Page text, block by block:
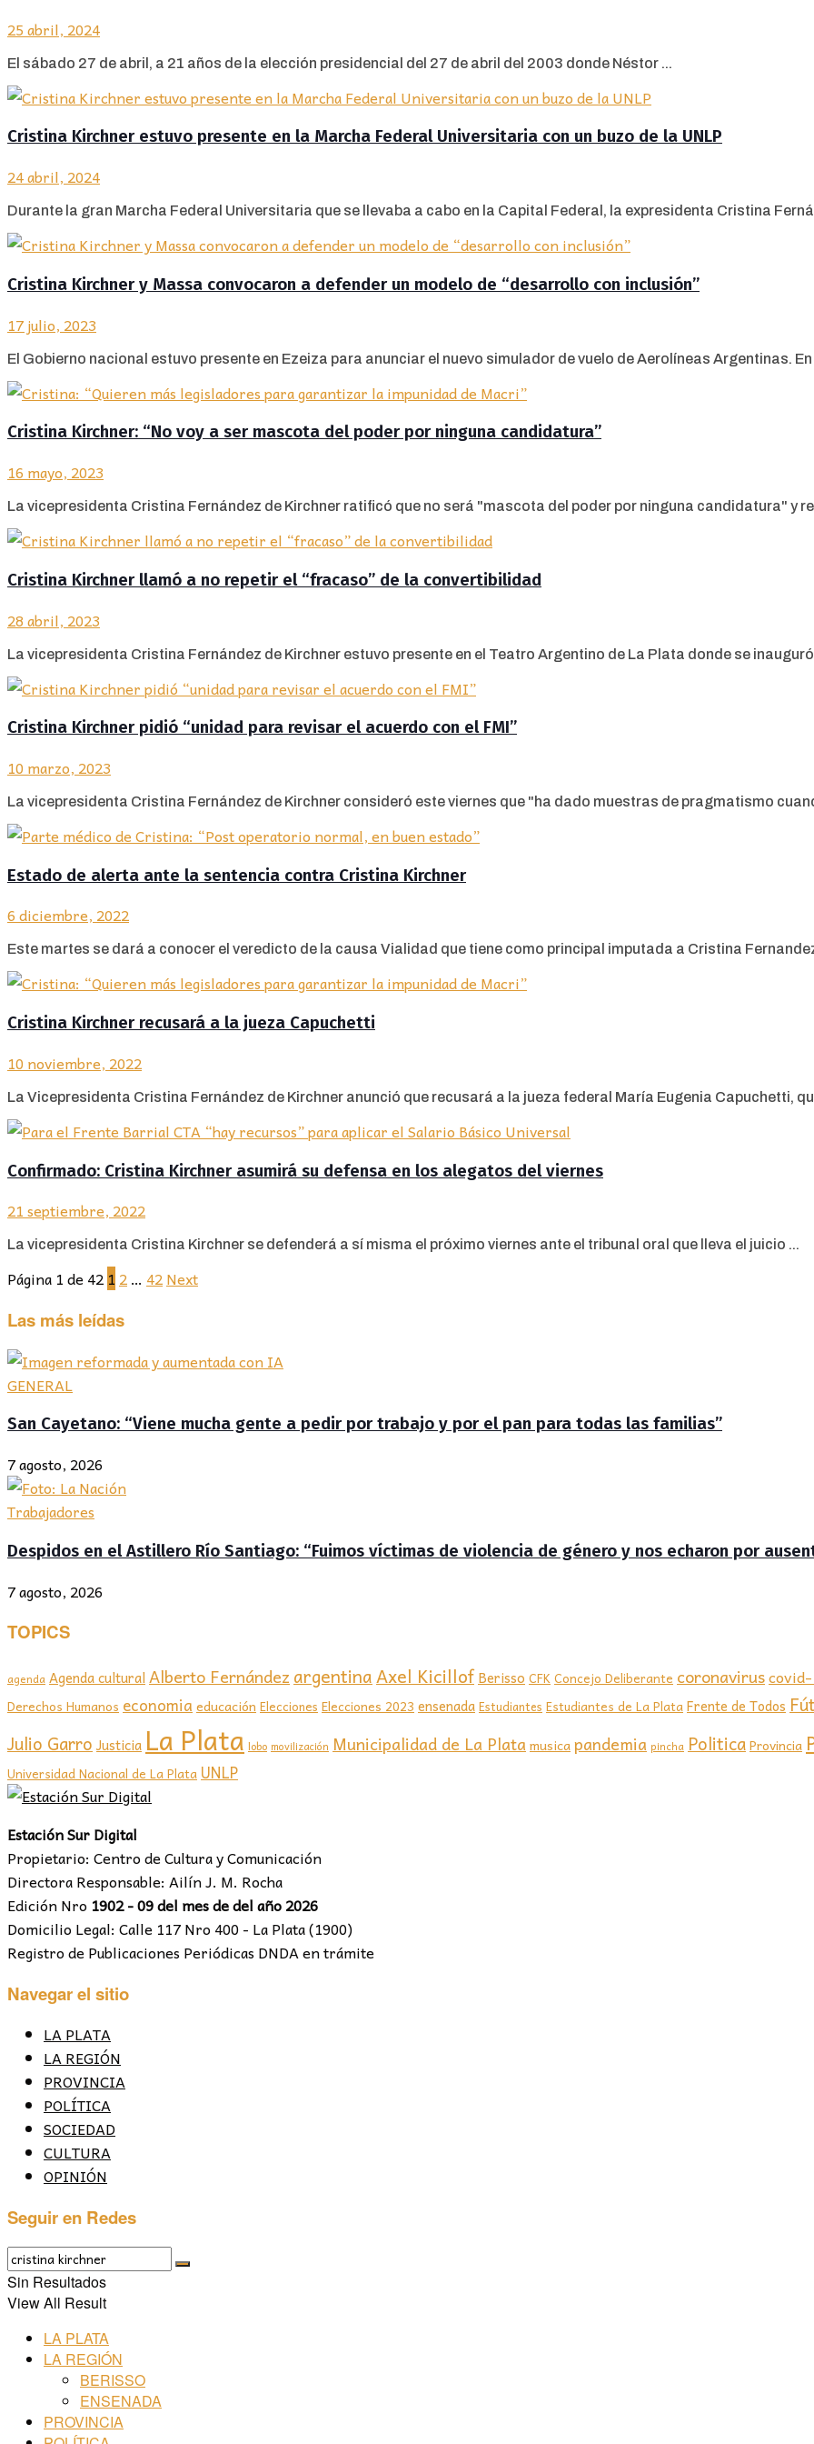
25 abril, 2024
El sábado 27 de abril, a 21 años de la elección presidencial del 27 de abril del 2003 donde Néstor ...
Cristina Kirchner estuvo presente en la Marcha Federal Universitaria con un buzo de la UNLP
24 abril, 2024
Durante la gran Marcha Federal Universitaria que se llevaba a cabo en la Capital Federal, la expresidenta Cristina
Cristina Kirchner y Massa convocaron a defender un modelo de “desarrollo con inclusión”
17 julio, 2023
El Gobierno nacional estuvo presente en Ezeiza para anunciar el nuevo simulador de vuelo de Aerolíneas Argentinas.
Cristina Kirchner: “No voy a ser mascota del poder por ninguna candidatura”
16 mayo, 2023
La vicepresidenta Cristina Fernández de Kirchner ratificó que no será "mascota del poder por ninguna candidatura" y
Cristina Kirchner llamó a no repetir el “fracaso” de la convertibilidad
28 abril, 2023
La vicepresidenta Cristina Fernández de Kirchner estuvo presente en el Teatro Argentino de La Plata donde se
Cristina Kirchner pidió “unidad para revisar el acuerdo con el FMI”
10 marzo, 2023
La vicepresidenta Cristina Fernández de Kirchner consideró este viernes que "ha dado muestras de pragmatismo
Estado de alerta ante la sentencia contra Cristina Kirchner
6 diciembre, 2022
Este martes se dará a conocer el veredicto de la causa Vialidad que tiene como principal imputada a Cristina
Cristina Kirchner recusará a la jueza Capuchetti
10 noviembre, 2022
La Vicepresidenta Cristina Fernández de Kirchner anunció que recusará a la jueza federal María Eugenia Capuchetti,
Confirmado: Cristina Kirchner asumirá su defensa en los alegatos del viernes
21 septiembre, 2022
La vicepresidenta Cristina Kirchner se defenderá a sí misma el próximo viernes ante el tribunal oral que lleva el juicio ...
Página 1 de 42 1 2… 42Next
Las más leídas
GENERAL
San Cayetano: “Viene mucha gente a pedir por trabajo y por el pan para todas las familias”
7 agosto, 2026
Trabajadores
Despidos en el Astillero Río Santiago: “Fuimos víctimas de violencia de género y nos echaron por
7 agosto, 2026
TOPICS
agenda Agenda culturalAlberto Fernández argentinaAxel Kicillof Berisso CFKConcejo Deliberante coronavirus
Derechos Humanos economia educación Elecciones Elecciones 2023 ensenada Estudiantes Estudiantes de La PlataFrente de Todos
Julio Garro Justicia La Plata lobo movilización Municipalidad de La Plata musicapandemia pincha PoliticaProvincia
Universidad Nacional de La Plata UNLP
Estación Sur Digital
Propietario: Centro de Cultura y Comunicación
Directora Responsable: Ailín J. M. Rocha
Edición Nro 1902 - 09 del mes de del año 2026
Domicilio Legal: Calle 117 Nro 400 - La Plata (1900)
Registro de Publicaciones Periódicas DNDA en trámite
Navegar el sitio
LA PLATA
LA REGIÓN
PROVINCIA
POLÍTICA
SOCIEDAD
CULTURA
OPINIÓN
Seguir en Redes
Sin Resultados
View All Result
LA PLATA
LA REGIÓN
BERISSO
ENSENADA
PROVINCIA